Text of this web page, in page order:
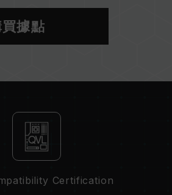
標準）運行，如
則記憶體可能無法達到標
或主機板故障狀況，請聯
據點
Certification